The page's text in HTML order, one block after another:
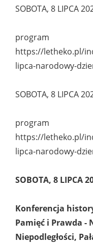
SOBOTA, 8 LIPCA
program
https://letheko.pl/
lipca-narodowy-
SOBOTA, 8 LIPCA
program
https://letheko.pl/
lipca-narodowy-
SOBOTA, 8 LIPCA
Konferencja
Pamięć i Prawda -
Niepodległości,